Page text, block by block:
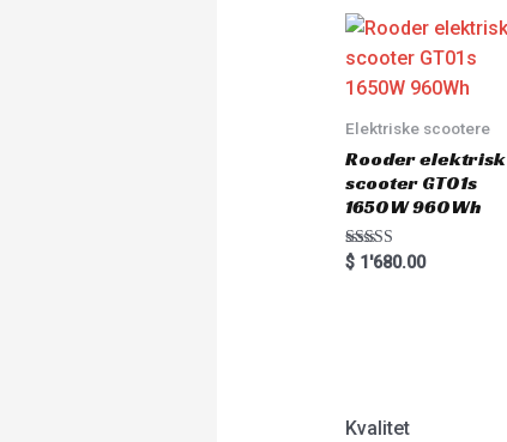
Elektriske scootere
Rooder elektrisk
scooter GT01s
1650W 960Wh
Rated
5.00
$1'680.00
Kvalitet